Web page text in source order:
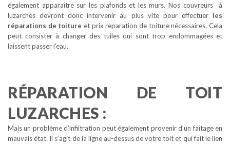
également apparaître sur les plafonds et les murs. Nos couvreurs à
luzarches devront donc intervenir au plus vite pour effectuer les
réparations de toiture et prix reparation de toiture nécessaires. Cela
peut consister à changer des tuiles qui sont trop endommagées et
laissent passer l’eau.
RÉPARATION DE TOIT
LUZARCHES :
Mais un problème d’infiltration peut également provenir d’un faîtage en
mauvais état. Il s’agit de la ligne au-dessus de votre toit et qui fait le lien